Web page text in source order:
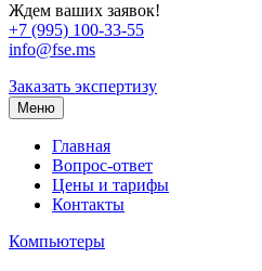
Ждем ваших заявок!
+7 (995) 100-33-55
info@fse.ms
Заказать экспертизу
Меню
Главная
Вопрос-ответ
Цены и тарифы
Контакты
Компьютеры